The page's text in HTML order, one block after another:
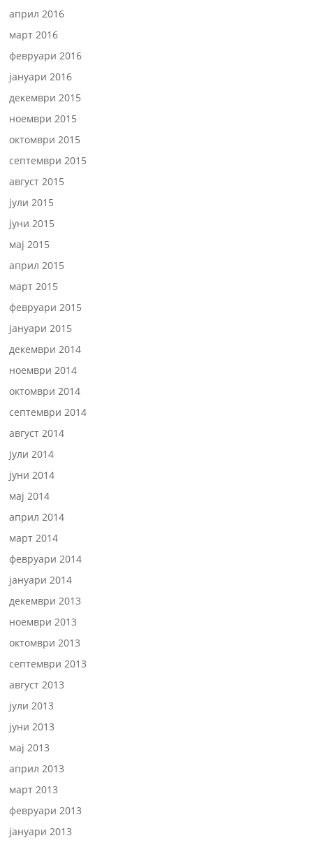
април 2016
март 2016
февруари 2016
јануари 2016
декември 2015
ноември 2015
октомври 2015
септември 2015
август 2015
јули 2015
јуни 2015
мај 2015
април 2015
март 2015
февруари 2015
јануари 2015
декември 2014
ноември 2014
октомври 2014
септември 2014
август 2014
јули 2014
јуни 2014
мај 2014
април 2014
март 2014
февруари 2014
јануари 2014
декември 2013
ноември 2013
октомври 2013
септември 2013
август 2013
јули 2013
јуни 2013
мај 2013
април 2013
март 2013
февруари 2013
јануари 2013